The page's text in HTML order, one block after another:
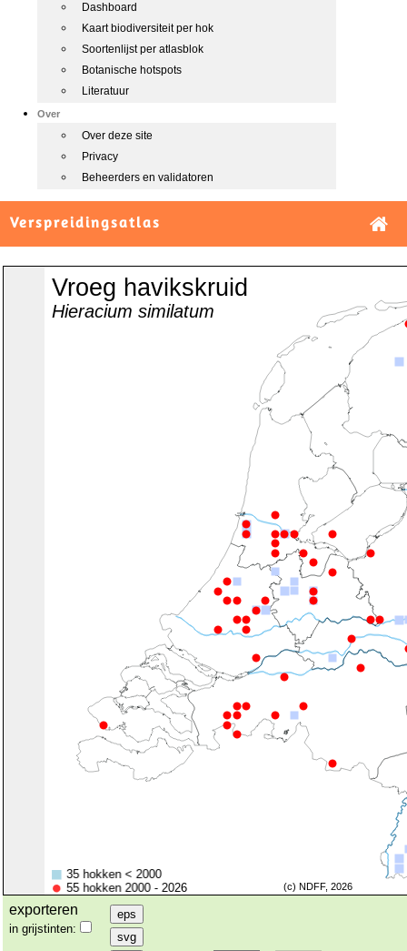
Dashboard
Kaart biodiversiteit per hok
Soortenlijst per atlasblok
Botanische hotspots
Literatuur
Over
Over deze site
Privacy
Beheerders en validatoren
Verspreidingsatlas